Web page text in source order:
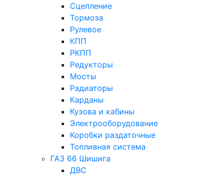
Сцепление
Тормоза
Рулевое
КПП
РКПП
Редукторы
Мосты
Радиаторы
Карданы
Кузова и кабины
Электрооборудование
Коробки раздаточные
Топливная система
ГАЗ 66 Шишига
ДВС